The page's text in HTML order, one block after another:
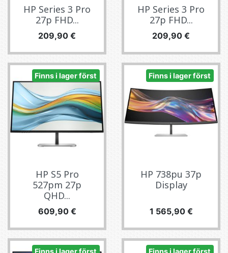
HP Series 3 Pro
27p FHD...
Pris
209,90 €
HP Series 3 Pro
27p FHD...
Pris
209,90 €
Finns i lager först
HP S5 Pro
527pm 27p
QHD...
Pris
609,90 €
Finns i lager först
HP 738pu 37p
Display
Pris
1 565,90 €
Finns i lager först Finns i lager först